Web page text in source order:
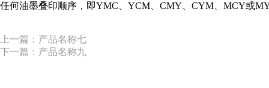
任何油墨叠印顺序，即YMC、YCM、CMY、CYM、MCY或
上一篇：产品名称七
下一篇：产品名称九